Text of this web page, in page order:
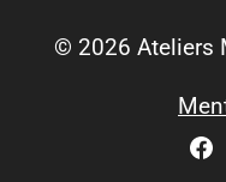
© 2026 Ateliers